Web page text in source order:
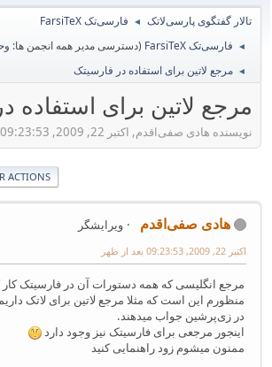
تالار گفتگوی پارسی‌لاتک ◄ فارسی‌تک FarsiTeX
◄ فارسی‌تک FarsiTeX (دسترسی مدیر همه انجمن ها:
◄ مرجع لاتین برای استفاده در فارسیتک
مرجع لاتین برای استفاده
نویسنده هادی صفی‌اقدم, اکتبر 22, 2009, 09:23:53 بعد از ظهر
ACTIONS
هادی صفی‌اقدم ویرایشگر
اکتبر 22, 2009, 09:23:53 بعد از ظهر
مرجع انگلیسی که همه دستورات آن در فارسیتک کار
منظورم این است که مثلا مرجع لاتین برای لاتک
در زی‌پرشین جواب میدهند.
اینجور مرجعی برای فارسیتک نیز وجود دارد
ممنون میشوم زود راهنمایی کنید